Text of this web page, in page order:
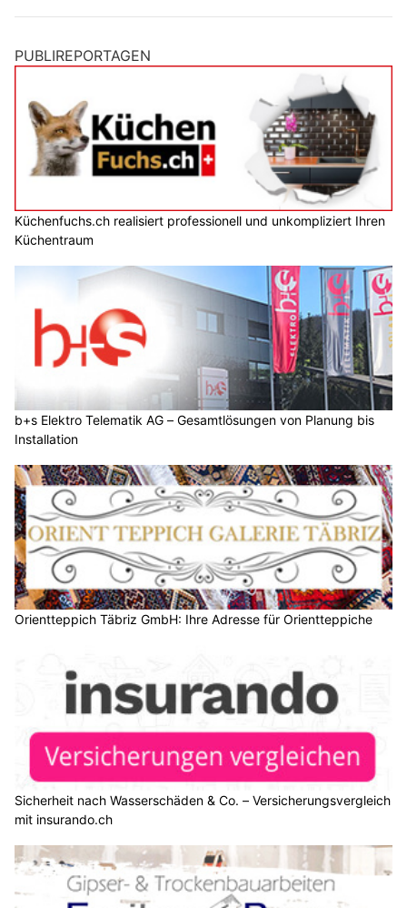
PUBLIREPORTAGEN
Küchenfuchs.ch realisiert professionell und unkompliziert Ihren
Küchentraum
b+s Elektro Telematik AG – Gesamtlösungen von Planung bis
Installation
Orientteppich Täbriz GmbH: Ihre Adresse für Orientteppiche
Sicherheit nach Wasserschäden & Co. – Versicherungsvergleich
mit insurando.ch